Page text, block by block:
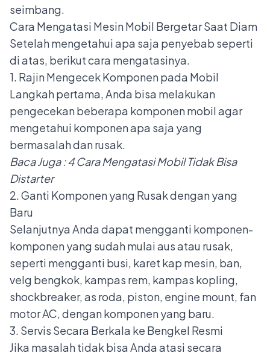
seimbang.
Cara Mengatasi Mesin Mobil Bergetar Saat Diam
Setelah mengetahui apa saja penyebab seperti
di atas, berikut cara mengatasinya.
1. Rajin Mengecek Komponen pada Mobil
Langkah pertama, Anda bisa melakukan
pengecekan beberapa komponen mobil agar
mengetahui komponen apa saja yang
bermasalah dan rusak.
Baca Juga :4 Cara Mengatasi Mobil Tidak Bisa
Distarter
2. Ganti Komponen yang Rusak dengan yang
Baru
Selanjutnya Anda dapat mengganti komponen-
komponen yang sudah mulai aus atau rusak,
seperti mengganti busi, karet kap mesin, ban,
velg bengkok, kampas rem, kampas kopling,
shockbreaker, as roda, piston, engine mount, fan
motor AC, dengan komponen yang baru.
3. Servis Secara Berkala ke Bengkel Resmi
Jika masalah tidak bisa Anda atasi secara